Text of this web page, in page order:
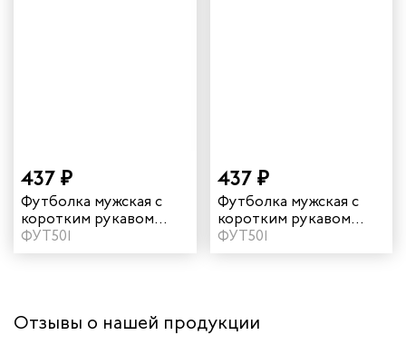
437 ₽
Футболка мужская с
коротким рукавом
цвет черный
ФУТ501
437 ₽
Футболка мужская с
коротким рукавом
цвет белый
ФУТ501
Отзывы о нашей продукции